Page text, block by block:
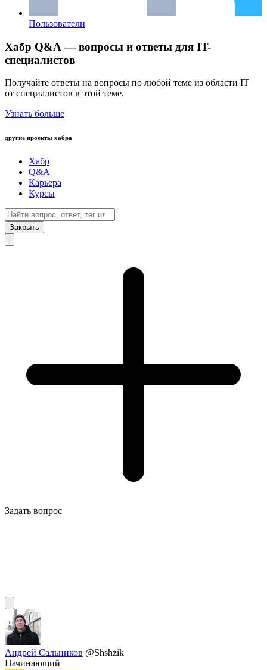
Пользователи
Хабр Q&A — вопросы и ответы для IT-
специалистов
Получайте ответы на вопросы по любой теме из области IT
от специалистов в этой теме.
Узнать больше
другие проекты хабра
Хабр
Q&A
Карьера
Курсы
Закрыть
Задать вопрос
Андрей Сальников @Shshzik
Начинающий